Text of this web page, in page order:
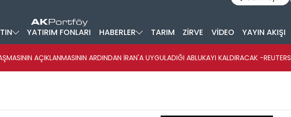
YATIRIM FONLARI HABERLER TARIM ZİRVE VİDEO YAYIN AKIŞI
AÇIKLANMASININ ARDINDAN İRAN'A UYGULADIĞI ABLUKAYI KALDIRACAK -REUTERS